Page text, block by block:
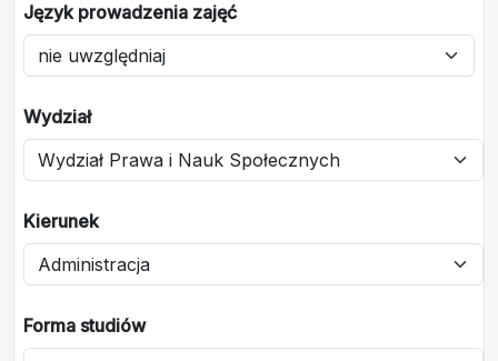
Język prowadzenia zajęć
Wydział
Kierunek
Forma studiów